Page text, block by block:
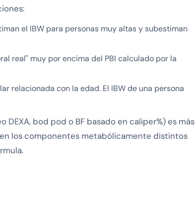
el IBW para personas muy altas y subestiman
real" muy por encima del PBI calculado por la
relacionada con la edad. El IBW de una persona
bod pod o BF basado en caliper%) es más
los componentes metabólicamente distintos